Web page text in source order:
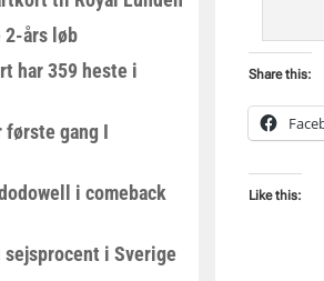
2-års løb
har 359 heste i
første gang I
i comeback
sejsprocent i Sverige
Share this:
Like this: